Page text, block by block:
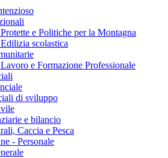
e Politiche per la Montagna
scolastica
e Formazione Professionale
di sviluppo
e bilancio
Caccia e Pesca
- Personale